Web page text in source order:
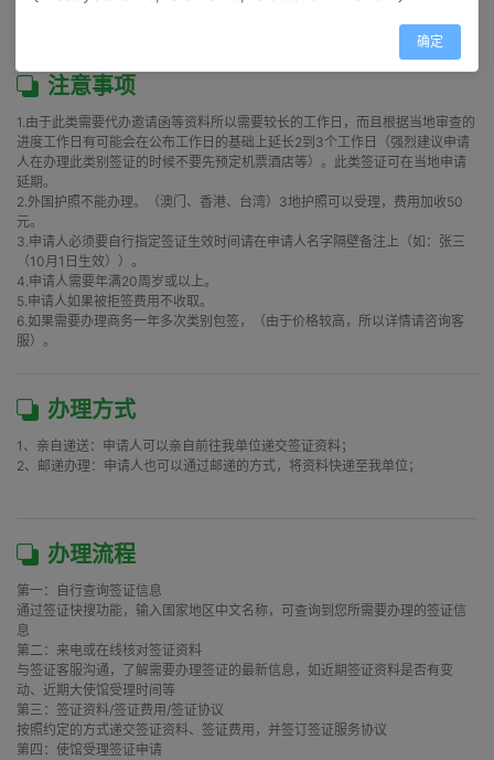
注意事项
1.由于此类需要代办邀请函等资料所以需要较长的工作日，而且根据当地审查的
进度工作日有可能会在公布工作日的基础上延长2到3个工作日（强烈建议申请
人在办理此类别签证的时候不要先预定机票酒店等）。此类签证可在当地申请
延期。
2.外国护照不能办理。（澳门、香港、台湾）3地护照可以受理，费用加收50
元。
3.申请人必须要自行指定签证生效时间请在申请人名字隔壁备注上（如：张三
（10月1日生效））。
4.申请人需要年满20周岁或以上。
5.申请人如果被拒签费用不收取。
6.如果需要办理商务一年多次类别包签，（由于价格较高，所以详情请咨询客
服）。
办理方式
1、亲自递送：申请人可以亲自前往我单位递交签证资料；
2、邮递办理：申请人也可以通过邮递的方式，将资料快递至我单位；
办理流程
第一：自行查询签证信息
通过签证快搜功能，输入国家地区中文名称，可查询到您所需要办理的签证信
息
第二：来电或在线核对签证资料
与签证客服沟通，了解需要办理签证的最新信息，如近期签证资料是否有变
动、近期大使馆受理时间等
第三：签证资料/签证费用/签证协议
按照约定的方式递交签证资料、签证费用，并签订签证服务协议
第四：使馆受理签证申请
确定